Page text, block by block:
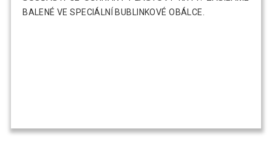
BALENÉ VE SPECIÁLNÍ BUBLINKOVÉ OBÁLCE.